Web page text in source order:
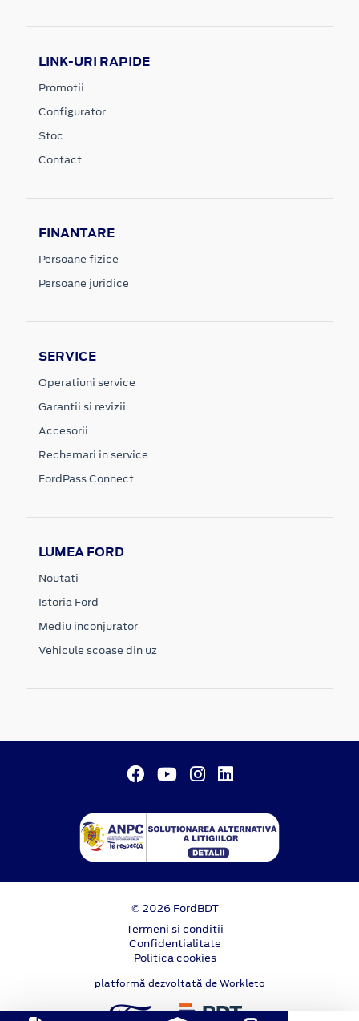
LINK-URI RAPIDE
Promotii
Configurator
Stoc
Contact
FINANTARE
Persoane fizice
Persoane juridice
SERVICE
Operatiuni service
Garantii si revizii
Accesorii
Rechemari in service
FordPass Connect
LUMEA FORD
Noutati
Istoria Ford
Mediu inconjurator
Vehicule scoase din uz
© 2026 FordBDT
Termeni si conditii
Confidentialitate
Politica cookies
platformă dezvoltată de Workleto